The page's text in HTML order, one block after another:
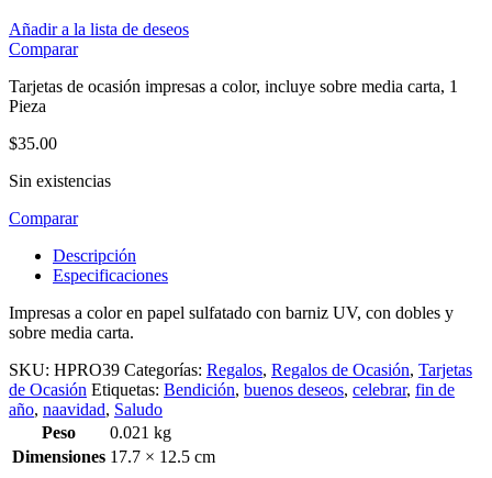
Añadir a la lista de deseos
Comparar
Tarjetas de ocasión impresas a color, incluye sobre media carta, 1
Pieza
$35.00
Sin existencias
Comparar
Descripción
Especificaciones
Impresas a color en papel sulfatado con barniz UV, con dobles y
sobre media carta.
SKU: HPRO39 Categorías: Regalos, Regalos de Ocasión, Tarjetas
de Ocasión Etiquetas: Bendición, buenos deseos, celebrar, fin de
año, naavidad, Saludo
Peso
0.021 kg
Dimensiones 17.7 × 12.5 cm